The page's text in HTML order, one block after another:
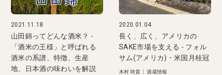
2021.11.18
山田錦ってどんな酒米？ -
「酒米の王様」と呼ばれる
酒米の系譜、特徴、生産
地、日本酒の味わいを解説
2020.01.04
長く、広く、アメリカの
SAKE市場を支える - フォル
サム(アメリカ)・米国月桂冠
木村 咲貴 |酒蔵情報